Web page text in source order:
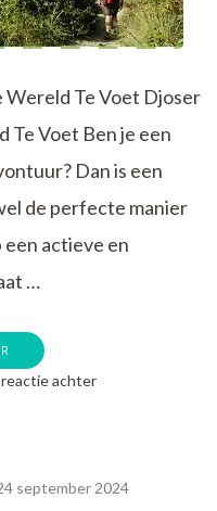
Te Voet Djoser
Te Voet Ben je een
Dan is een
de perfecte manier
actieve en
…
achterop
Wereld
september 2024